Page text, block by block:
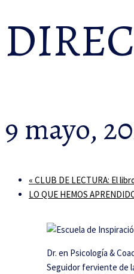
9 mayo,
« CLUB DE LECTURA: El
LO QUE HEMOS
Dr. en Psicología &
Seguidor ferviente de